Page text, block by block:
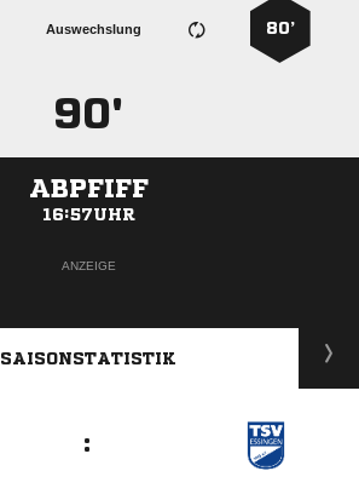
80’
Auswechslung
90'
ABPFIFF
16:57UHR
ANZEIGE
SAISONSTATISTIK
: